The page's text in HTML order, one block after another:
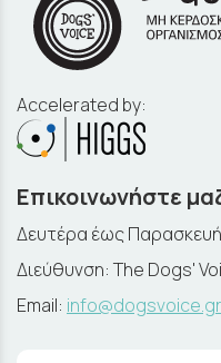
Accelerated by:
Επικοινωνήστε
Δευτέρα έως
Διεύθυνση: The Dogs'
Email: info@dogsvoice.gr